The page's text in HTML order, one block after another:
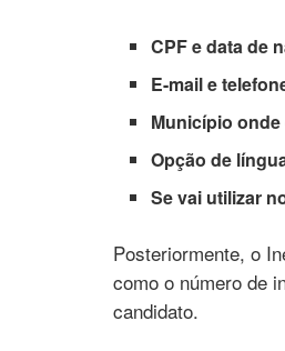
CPF e data de
E-mail e
Município onde
Opção de
Se vai utilizar
Posteriormente, o
como o número de
candidato.